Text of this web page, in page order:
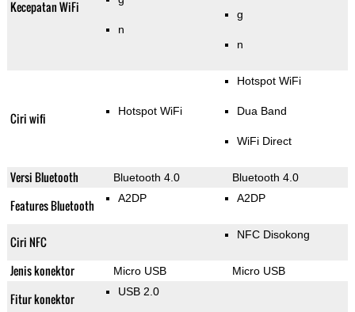
Kecepatan WiFi
n
g
n
Ciri wifi Hotspot WiFi
Hotspot WiFi
Dua Band
WiFi Direct
Versi Bluetooth Bluetooth 4.0 Bluetooth 4.0
Features Bluetooth A2DP A2DP
Ciri NFC NFC Disokong
Jenis konektor Micro USB Micro USB
Fitur konektor USB 2.0